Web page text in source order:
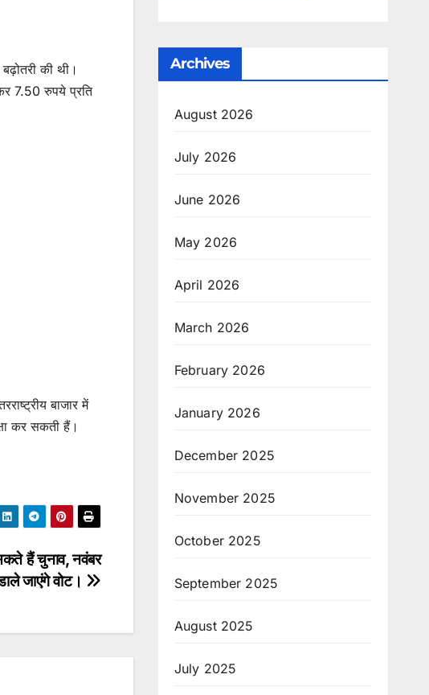
की थी।
7.50 रुपये प्रति
बाजार में
कर सकती हैं।
हैं चुनाव, नवंबर
जाएंगे वोट।
Archives
August 2026
July 2026
June 2026
May 2026
April 2026
March 2026
February 2026
January 2026
December 2025
November 2025
October 2025
September 2025
August 2025
July 2025